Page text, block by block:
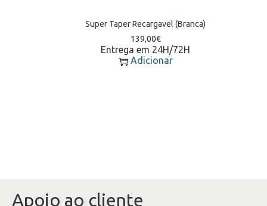
Super Taper Recargavel (Branca)
139,00€
Entrega em 24H/72H
Adicionar
Apoio ao cliente